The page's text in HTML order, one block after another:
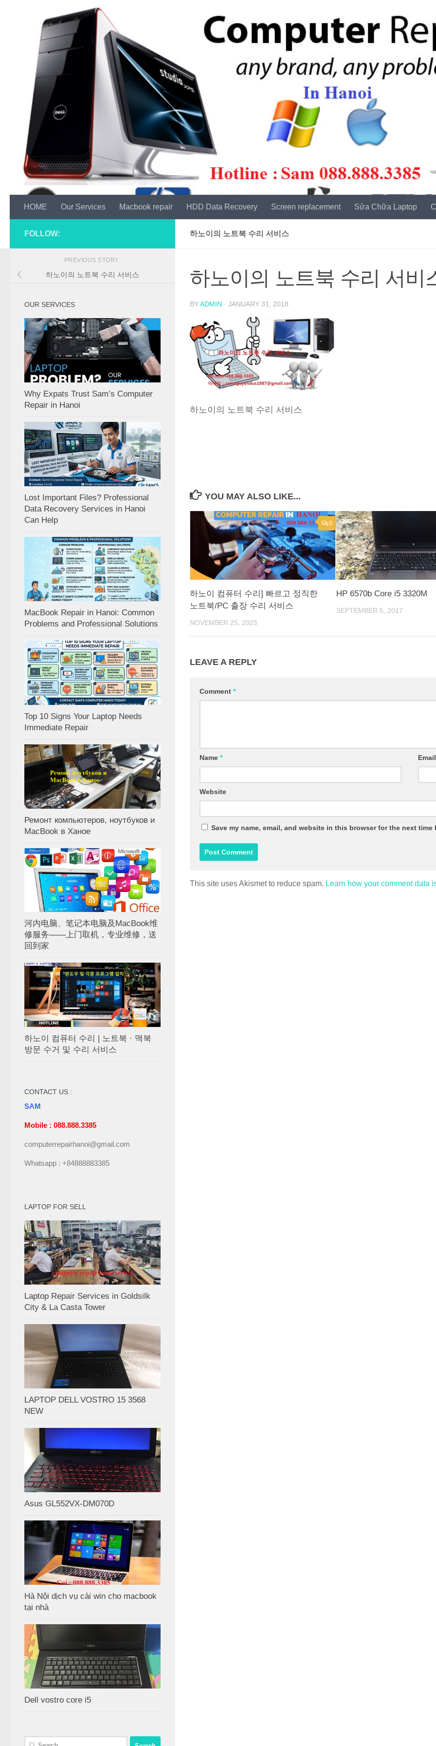
Skip to content
HOME Our Services Macbook repair HDD Data Recovery Screen replacement Sửa Chữa Laptop
하노이의 노트북 수리 서비스
하노이의 노트북 수리 서비
BYADMIN · JANUARY 31, 2018
하노이의 노트북 수리 서비스
YOU MAY ALSO LIKE...
0
하노이 컴퓨터 수리] 빠르고 정직한
노트북/PC 출장 수리 서비스
NOVEMBER 25, 2025
HP 6570b Core i5 3320M
SEPTEMBER 5, 2017
LEAVE A REPLY
Comment *
Name *
Website
Save my name, email, and website in this browser for the next time
This site uses Akismet to reduce spam. Learn how your comment data
FOLLOW:
PREVIOUS STORY
하노이의 노트북 수리 서비스
OUR SERVICES
Why Expats Trust Sam’s Computer
Repair in Hanoi
Lost Important Files? Professional
Data Recovery Services in Hanoi
Can Help
MacBook Repair in Hanoi: Common
Problems and Professional Solutions
Top 10 Signs Your Laptop Needs
Immediate Repair
Ремонт компьютеров, ноутбуков и
MacBook в Ханое
河内电脑、笔记本电脑及MacBook维
修服务——上门取机，专业维修，送
回到家
하노이 컴퓨터 수리 | 노트북 · 맥북
방문 수거 및 수리 서비스
CONTACT US :
SAM
Mobile : 088.888.3385
computerrepairhanoi@gmail.com
Whatsapp : +84888883385
LAPTOP FOR SELL
Laptop Repair Services in Goldsilk
City & La Casta Tower
LAPTOP DELL VOSTRO 15 3568
NEW
Asus GL552VX-DM070D
Hà Nội dịch vụ cài win cho macbook
tại nhà
Dell vostro core i5
Search